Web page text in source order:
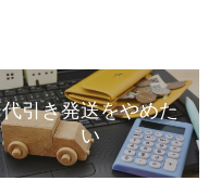
代引き発送をやめた
い